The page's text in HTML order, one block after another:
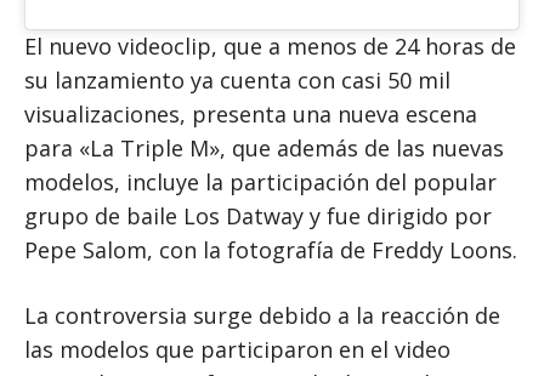
El nuevo videoclip, que a menos de 24 horas de
su lanzamiento ya cuenta con casi 50 mil
visualizaciones, presenta una nueva escena
para «La Triple M», que además de las nuevas
modelos, incluye la participación del popular
grupo de baile Los Datway y fue dirigido por
Pepe Salom, con la fotografía de Freddy Loons.
La controversia surge debido a la reacción de
las modelos que participaron en el video